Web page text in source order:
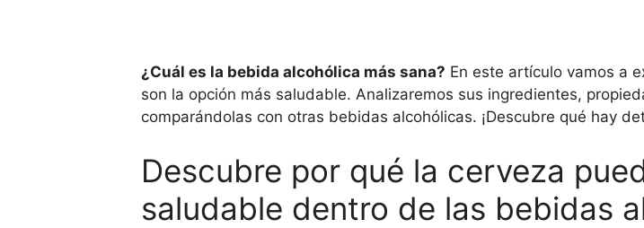
¿Cuál es la bebida alcohólica más sana? En este artículo vamos a
son la opción más saludable. Analizaremos sus ingredientes,
comparándolas con otras bebidas alcohólicas. ¡Descubre qué hay
Descubre por qué la cerveza
saludable dentro de las bebidas